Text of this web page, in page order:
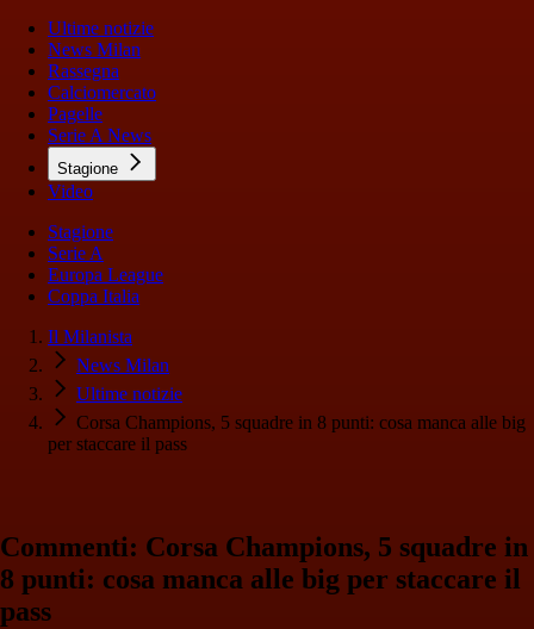
Ultime notizie
News Milan
Rassegna
Calciomercato
Pagelle
Serie A News
Stagione
Video
Stagione
Serie A
Europa League
Coppa Italia
Il Milanista
News Milan
Ultime notizie
Corsa Champions, 5 squadre in 8 punti: cosa manca alle big
per staccare il pass
Commenti: Corsa Champions, 5 squadre in
8 punti: cosa manca alle big per staccare il
pass